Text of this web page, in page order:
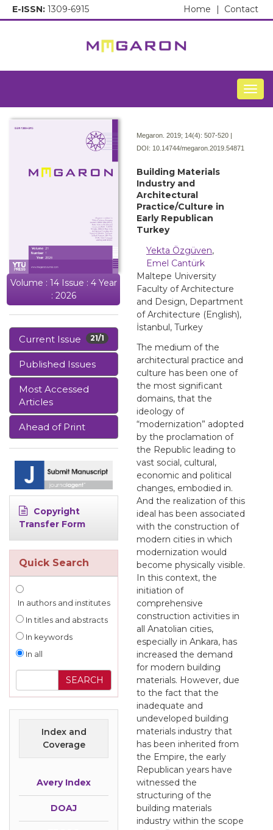
E-ISSN: 1309-6915 Contact
Home |
Volume : 14 Issue : 4 Year
: 2026
21/1
Current Issue
Published Issues
Most Accessed
Articles
Ahead of Print
Copyright
Transfer Form
Quick Search
In authors and institutes
In titles and abstracts
In keywords
In all
Index and
Coverage
Avery Index
DOAJ
Megaron. 2019; 14(4): 507-520 |
DOI: 10.14744/megaron.2019.54871
Building Materials
Industry and
Architectural
Practice/Culture in
Early Republican
Turkey
Yekta Özgüven,
Emel Cantürk
Maltepe University
Faculty of Architecture
and Design, Department
of Architecture (English),
İstanbul, Turkey
The medium of the
architectural practice and
culture has been one of
the most significant
domains, that the
ideology of
“modernization” adopted
by the proclamation of
the Republic leading to
vast social, cultural,
economic and political
changes, embodied in.
And the realization of this
ideal has been associated
with the construction of
modern cities in which
modernization would
become physically visible.
In this context, the
initiation of
comprehensive
construction activities in
all Anatolian cities,
especially in Ankara, has
increased the demand
for modern building
materials. However, due
to the fact that the
inadequate and
undeveloped building
materials industry that
has been inherited from
the Empire, the early
Republican years have
witnessed the
structuring of the
building materials
industry within the scope